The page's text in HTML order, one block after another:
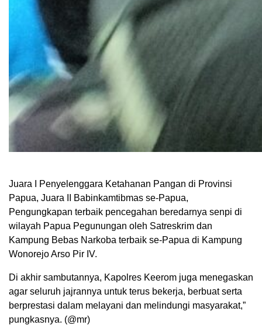
Juara I Penyelenggara Ketahanan Pangan di Provinsi
Papua, Juara II Babinkamtibmas se-Papua,
Pengungkapan terbaik pencegahan beredarnya senpi di
wilayah Papua Pegunungan oleh Satreskrim dan
Kampung Bebas Narkoba terbaik se-Papua di Kampung
Wonorejo Arso Pir IV.
Di akhir sambutannya, Kapolres Keerom juga menegaskan
agar seluruh jajrannya untuk terus bekerja, berbuat serta
berprestasi dalam melayani dan melindungi masyarakat,”
pungkasnya. (@mr)